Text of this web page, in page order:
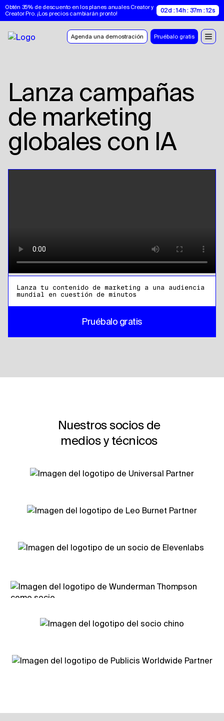
Obtén 35% de descuento en los planes anuales Creator y
Creator Pro. ¡Los precios cambiarán pronto!
02d : 14h : 37m : 11s
Agenda una demostración Pruébalo gratis
Lanza campañas
de marketing
globales con IA
Lanza tu contenido de marketing a una audiencia
mundial en cuestión de minutos
Pruébalo gratis
Nuestros socios de
medios y técnicos